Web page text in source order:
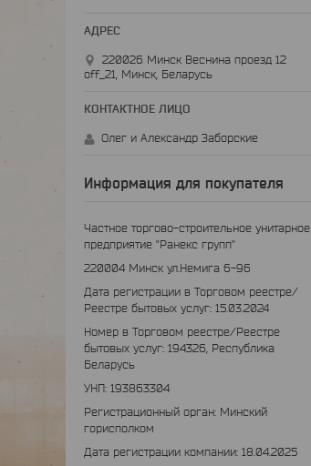
220026 Минск Веснина проезд 12
off_21, Минск, Беларусь
Олег и Александр Заборские
Информация для покупателя
Частное торгово-строительное унитарное
предприятие "Ранекс групп"
220004 Минск ул.Немига 6-96
Дата регистрации в Торговом реестре/
Реестре бытовых услуг: 15.03.2024
Номер в Торговом реестре/Реестре
бытовых услуг: 194326, Республика
Беларусь
УНП: 193863304
Регистрационный орган: Минский
горисполком
Дата регистрации компании: 18.04.2025